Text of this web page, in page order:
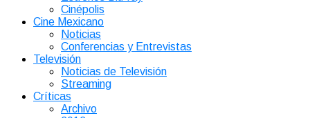
Cinépolis
Cine Mexicano
Noticias
Conferencias y Entrevistas
Televisión
Noticias de Televisión
Streaming
Críticas
Archivo